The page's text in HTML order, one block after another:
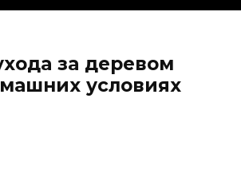
за деревом
условиях